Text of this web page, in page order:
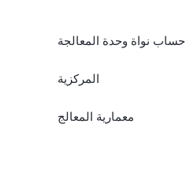
حساب نواة وحدة المعالجة
المركزية
معمارية المعالج